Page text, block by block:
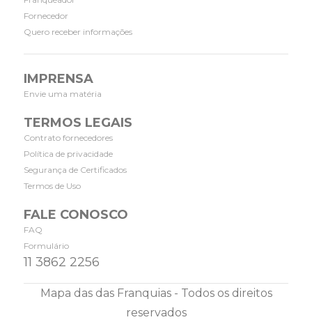
Fornecedor
Quero receber informações
IMPRENSA
Envie uma matéria
TERMOS LEGAIS
Contrato fornecedores
Política de privacidade
Segurança de Certificados
Termos de Uso
FALE CONOSCO
FAQ
Formulário
11 3862 2256
Mapa das das Franquias - Todos os direitos
reservados